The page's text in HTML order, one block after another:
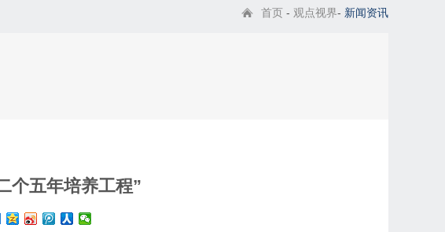
首页 - 观点视界- 新闻资讯
个五年培养工程”